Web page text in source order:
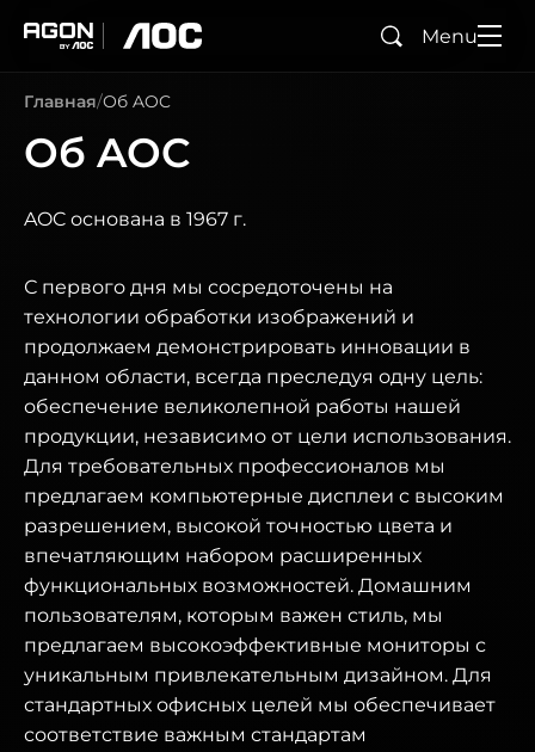
ПоискMenu
Главная Об AOC
Об AOC
AOC основана в 1967 г.
С первого дня мы сосредоточены на
технологии обработки изображений и
продолжаем демонстрировать инновации в
данном области, всегда преследуя одну цель:
обеспечение великолепной работы нашей
продукции, независимо от цели использования.
Для требовательных профессионалов мы
предлагаем компьютерные дисплеи с высоким
разрешением, высокой точностью цвета и
впечатляющим набором расширенных
функциональных возможностей. Домашним
пользователям, которым важен стиль, мы
предлагаем высокоэффективные мониторы с
уникальным привлекательным дизайном. Для
стандартных офисных целей мы обеспечивает
соответствие важным стандартам